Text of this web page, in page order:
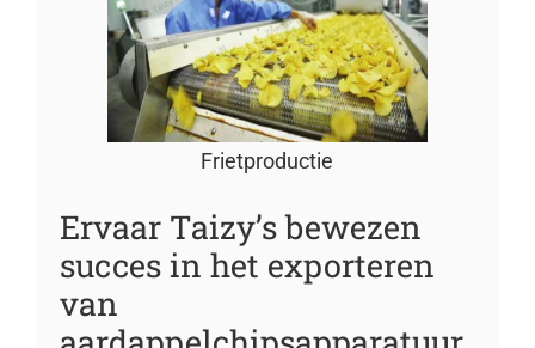
Frietproductie
Ervaar Taizy’s bewezen
succes in het exporteren
van